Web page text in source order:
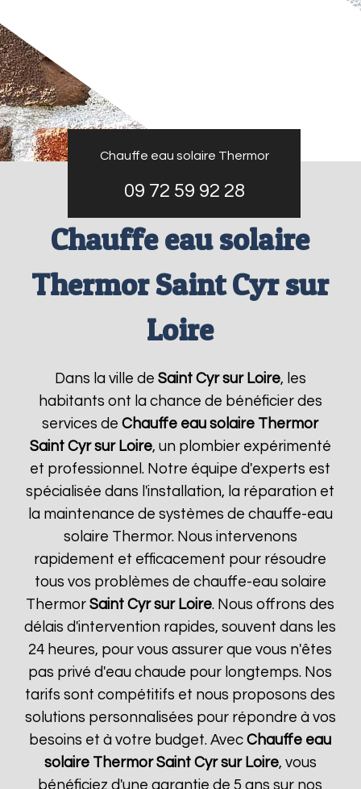
Chauffe eau solaire Thermor
09 72 59 92 28
Chauffe eau solaire
Thermor Saint Cyr sur
Loire
Dans la ville de Saint Cyr sur Loire, les
habitants ont la chance de bénéficier des
services deChauffe eau solaire Thermor
Saint Cyr sur Loire, un plombier expérimenté
et professionnel. Notre équipe d'experts est
spécialisée dans l'installation, la réparation et
la maintenance de systèmes de chauffe-eau
solaire Thermor. Nous intervenons
rapidement et efficacement pour résoudre
tous vos problèmes de chauffe-eau solaire
ThermorSaint Cyr sur Loire. Nous offrons des
délais d'intervention rapides, souvent dans les
24 heures, pour vous assurer que vous n'êtes
pas privé d'eau chaude pour longtemps. Nos
tarifs sont compétitifs et nous proposons des
solutions personnalisées pour répondre à vos
besoins et à votre budget. AvecChauffe eau
solaire Thermor Saint Cyr sur Loire, vous
bénéficiez d'une garantie de 5 ans sur nos